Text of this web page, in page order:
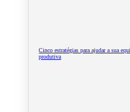
Cinco estratégias para ajudar a sua
produtiva